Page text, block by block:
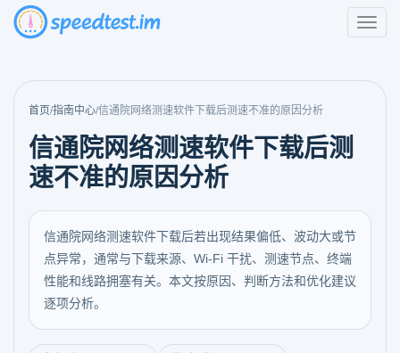
首页/指南中心/信通院网络测速软件下载后测速不准的原因分析
信通院网络测速软件下载后测
速不准的原因分析
信通院网络测速软件下载后若出现结果偏低、波动大或节
点异常，通常与下载来源、Wi-Fi 干扰、测速节点、终端
性能和线路拥塞有关。本文按原因、判断方法和优化建议
逐项分析。